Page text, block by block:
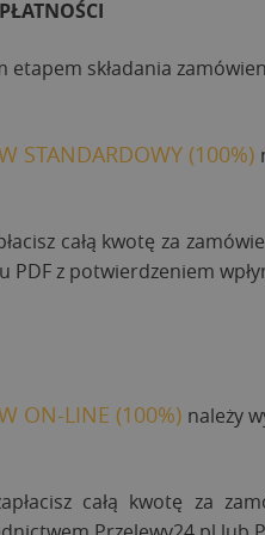
etapem składania
STANDARDOWY (100%)
całą kwotę za
PDF z potwierdzeniem
ON-LINE (100%) należy
całą kwotę za